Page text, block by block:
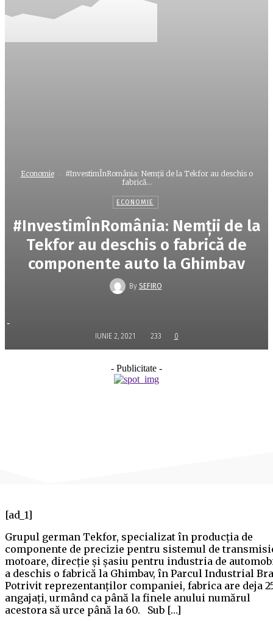
Recuperați-vă parola
Economie
#InvestimÎnRomânia: Nemții de la Tekfor au deschis o
fabrică...
ECONOMIE
#InvestimÎnRomânia: Nemții de la
Tekfor au deschis o fabrică de
componente auto la Ghimbav
By SEFIRO
-
IUNIE 2, 2021 233 0
- Publicitate -
[ad_1]
Grupul german Tekfor, specializat în producția de
componente de precizie pentru sistemul de
motoare, direcție și șasiu pentru industria de
a deschis o fabrică la Ghimbav, în Parcul Industrial
Potrivit reprezentanților companiei, fabrica are deja
angajați, urmând ca până la finele anului numărul
acestora să urce până la 60. Sub […]